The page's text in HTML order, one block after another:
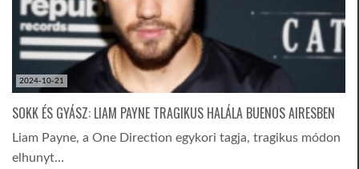
2024-10-21
SOKK ÉS GYÁSZ: LIAM PAYNE TRAGIKUS HALÁLA BUENOS AIRESBEN
Liam Payne, a One Direction egykori tagja, tragikus módon
elhunyt…